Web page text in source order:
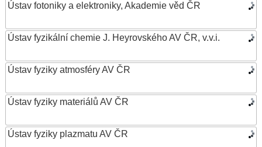
Ústav fotoniky a elektroniky, Akademie věd ČR
Ústav fyzikální chemie J. Heyrovského AV ČR, v.v.i.
Ústav fyziky atmosféry AV ČR
Ústav fyziky materiálů AV ČR
Ústav fyziky plazmatu AV ČR